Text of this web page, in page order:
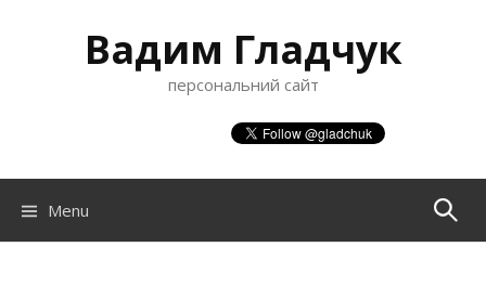
c
Вадим Гладчук
персональний сайт
Menu П